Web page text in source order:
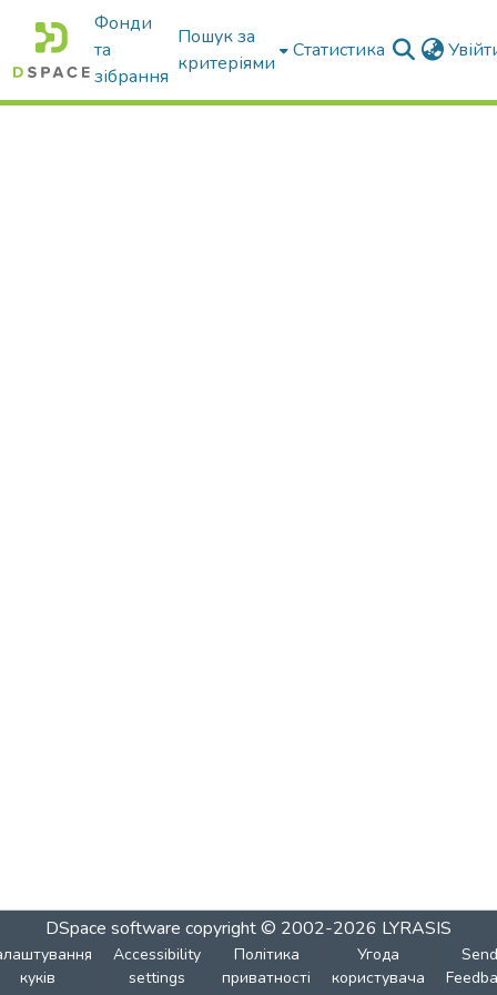
Фонди
та
зібрання
Пошук за
критеріями
Статистика
DSpace software copyright © 2002-2026 LYRASIS
куків
Accessibility
settings
Політика
приватності
Угода
користувача
Send